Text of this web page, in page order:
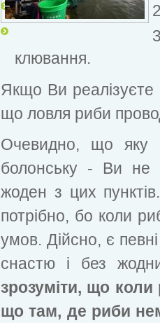
клювання.
Якщо Ви реалізуєте
що ловля риби
Очевидно, що яку
болонську - Ви не
жоден з цих
потрібно, бо коли
умов. Дійсно, є
снастю і без
зрозуміти, що
що там, де риби